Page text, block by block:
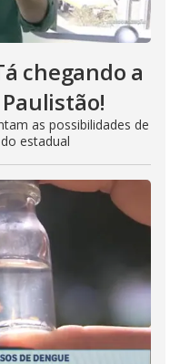
chegando a
as possibilidades de
estadual